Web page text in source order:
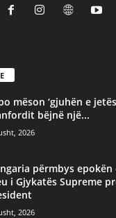
mëson ‘gjuhën e
bëjnë një...
2026
përmbys
i Gjykatës Supreme
2026